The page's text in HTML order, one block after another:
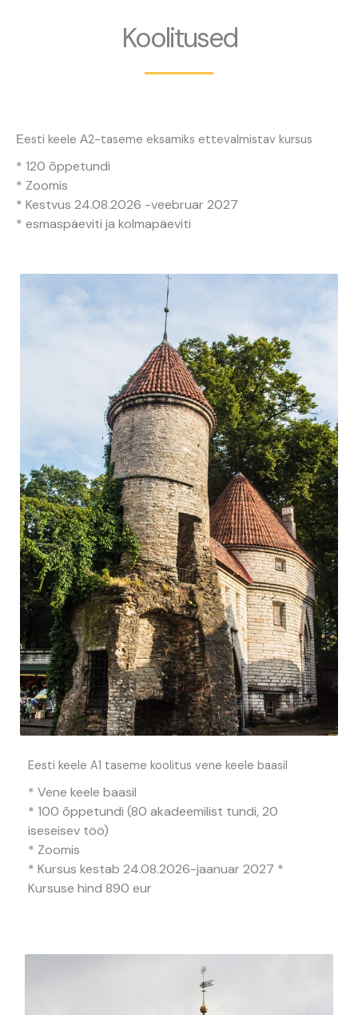
Koolitused
Еesti keele А2-taseme eksamiks ettevalmistav kursus
* 120 õppetundi
* Zoomis
* Kestvus 24.08.2026 -veebruar 2027
* esmaspäeviti ja kolmapäeviti
Eesti keele A1 taseme koolitus vene keele baasil
* Vene keele baasil
* 100 õppetundi (80 akadeemilist tundi, 20
iseseisev töö)
* Zoomis
* Kursus kestab 24.08.2026-jaanuar 2027 *
Kursuse hind 890 eur